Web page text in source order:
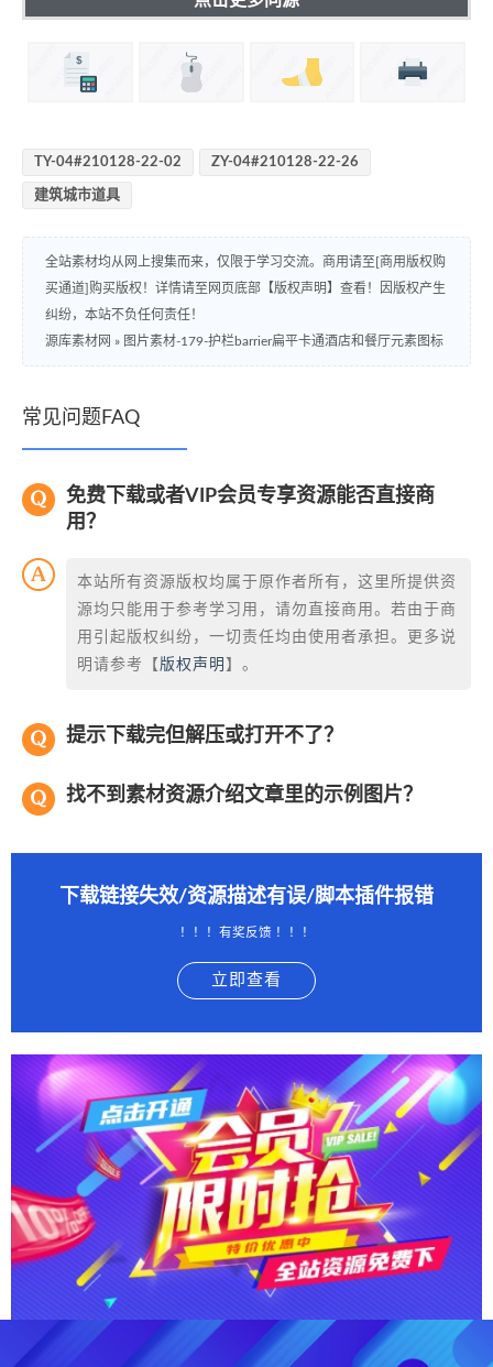
TY-04#210128-22-02 ZY-04#210128-22-26
建筑城市道具
全站素材均从网上搜集而来，仅限于学习交流。商用请至[商用版权购
买通道]购买版权！详情请至网页底部【版权声明】查看！因版权产生
纠纷，本站不负任何责任！
源库素材网 » 图片素材-179-护栏barrier扁平卡通酒店和餐厅元素图标
常见问题FAQ
免费下载或者VIP会员专享资源能否直接商
用？
本站所有资源版权均属于原作者所有，这里所提供资
源均只能用于参考学习用，请勿直接商用。若由于商
用引起版权纠纷，一切责任均由使用者承担。更多说
明请参考【 版权声明 】。
提示下载完但解压或打开不了？
找不到素材资源介绍文章里的示例图片？
下载链接失效/资源描述有误/脚本插件报错
！！！有奖反馈 ！！！
立即查看